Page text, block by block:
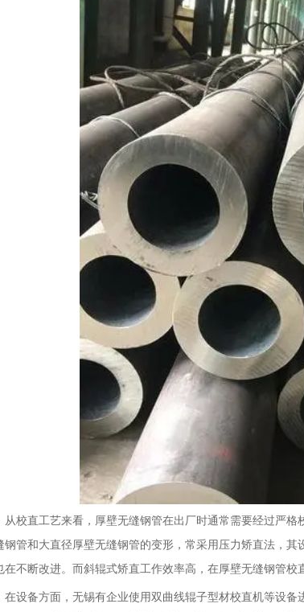
直工艺来看， 厚壁无缝钢管在出厂时通常需要经过严格
钢管和大直径厚壁无缝钢管的变形，常采用压力矫直法，
在不断改进。而斜辊式矫直工作效率高，在厚壁无缝钢管校
备方面，无锡有企业使用双曲线辊子型材校直机等设备